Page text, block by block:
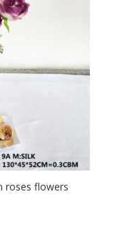
roses flowers